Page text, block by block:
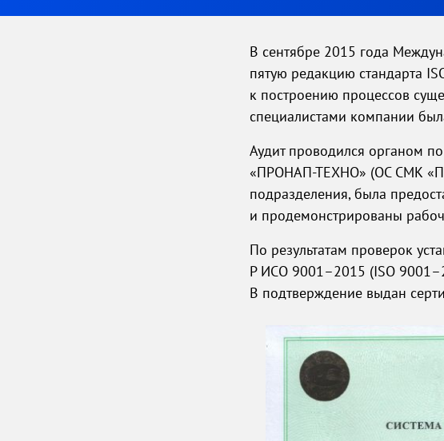
В сентябре 2015 года
пятую редакцию стандарта
к построению процессов
специалистами компании
Аудит проводился органом
«ПРОНАП-ТЕХНО» (ОС СМК
подразделения, была
и продемонстрированы
По результатам проверок
Р ИСО 9001–2015 (ISO
В подтверждение выдан